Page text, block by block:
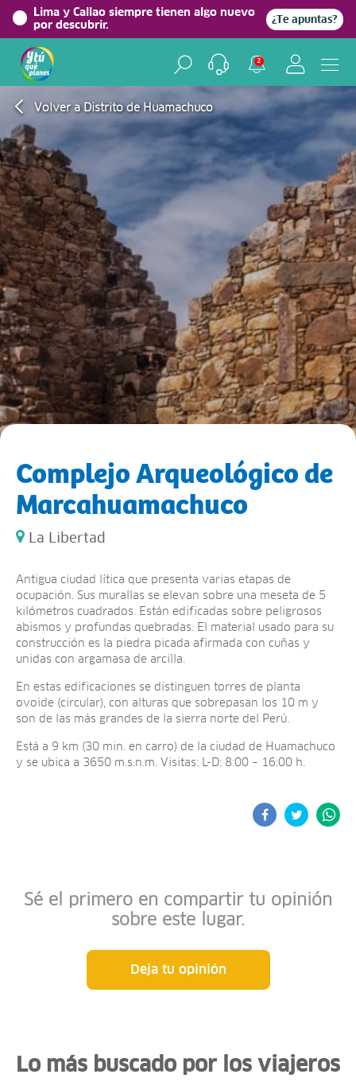
Lima y Callao siempre tienen algo nuevo
por descubrir.
¿Te apuntas?
2
Volver a Distrito de Huamachuco
Complejo Arqueológico de
Marcahuamachuco
La Libertad
Antigua ciudad lítica que presenta varias etapas de
ocupación. Sus murallas se elevan sobre una meseta de 5
kilómetros cuadrados. Están edificadas sobre peligrosos
abismos y profundas quebradas. El material usado para su
construcción es la piedra picada afirmada con cuñas y
unidas con argamasa de arcilla.
En estas edificaciones se distinguen torres de planta
ovoide (circular), con alturas que sobrepasan los 10 m y
son de las más grandes de la sierra norte del Perú.
Está a 9 km (30 min. en carro) de la ciudad de Huamachuco
y se ubica a 3650 m.s.n.m. Visitas: L-D: 8:00 – 16:00 h.
Sé el primero en compartir tu opinión
sobre este lugar.
Deja tu opinión
Lo más buscado por los viajeros